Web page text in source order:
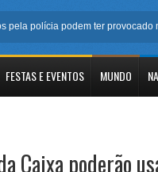
podem ter provocado morte
FESTAS E EVENTOS MUNDO
Caixa poderão